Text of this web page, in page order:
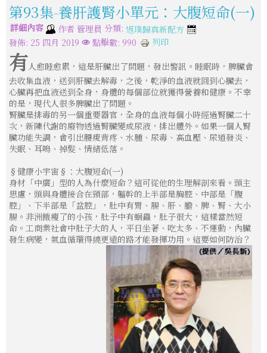
第93集-養肝護腎小單元：大腹短命(一)
詳細內容 作者 管理員 分類: 返璞歸真新配方
發佈: 25 四月 2019
點擊數: 990 列印
有人愈睡愈累，這是肝臟出了問題，發出警訊。睡眠時，脾臟會
去收集血液，送到肝臟去解毒，之後，乾淨的血液就回到心臟去，
心臟再把血液送到全身，身體的每個部位就獲得營養和健康。不幸
的是，現代人很多脾臟出了問題。
腎臟是排毒的另一個重要器官，全身的血液每個小時經過腎臟二十
次，新陳代謝的廢物透過腎臟變成尿液，排出體外。如果一個人腎
臟功能失調，會引出腰痠背疼、水腫、尿毒、高血壓、尿道發炎、
失眠、耳鳴、掉髮、情緒低落。
§健康小宇宙§：大腹短命(一)
身材「中廣」型的人為什麼短命？這可從他的生理解剖來看。頭主
思慮，頭與身體接合在頸部，軀幹的上半部是胸腔、中部是「腹
腔」、下半部是「盆腔」，肚中有胃、腸、肝、膽、脾、腎、大小
腸。非洲餓瘦了的小孩，肚子中有蛔蟲，肚子很大，這樣當然短
命。工商業社會中肚子大的人，平日坐著、吃太多、不運動，內臟
發生病變，氣血循環得繞更遠的路才能發揮功用。這要如何防治？